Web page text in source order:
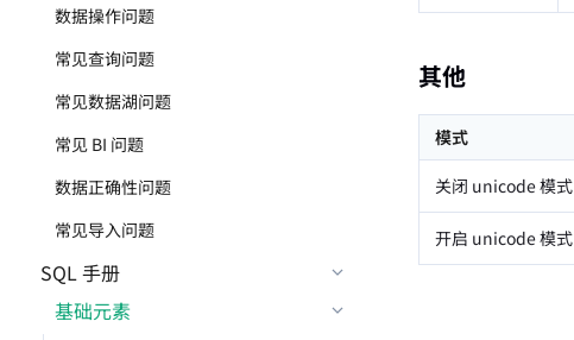
数据操作问题
常见查询问题
常见数据湖问题
常见 BI 问题
数据正确性问题
常见导入问题
SQL 手册
基础元素
其他
模式
关闭 unicode 模式
开启 unicode 模式